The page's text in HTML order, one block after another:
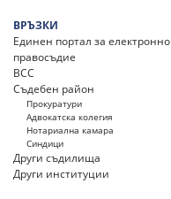
ВРЪЗКИ
Единен портал за електронно
правосъдие
ВСС
Съдебен район
Прокуратури
Адвокатска колегия
Нотариална камара
Синдици
Други съдилища
Други институции